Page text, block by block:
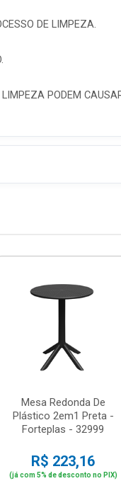
DE LIMPEZA.
PODEM
Mesa Redonda De
Plástico 2em1 Preta -
Forteplas - 32999
R$ 223,16
(já com 5% de desconto no PIX)